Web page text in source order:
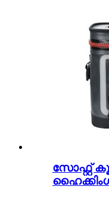
സോഫ്റ്റ്